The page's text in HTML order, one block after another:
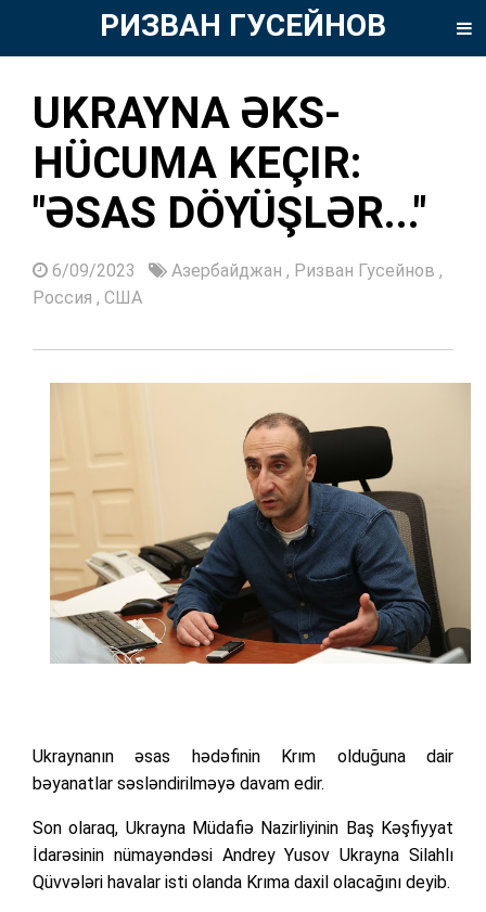
РИЗВАН ГУСЕЙНОВ
UKRAYNA ƏKS-
HÜCUMA KEÇIR:
"ƏSAS DÖYÜŞLƏR..."
6/09/2023 Азербайджан , Ризван Гусейнов ,
Россия , США
Ukraynanın əsas hədəfinin Krım olduğuna dair
bəyanatlar səsləndirilməyə davam edir.
Son olaraq, Ukrayna Müdafiə Nazirliyinin Baş Kəşfiyyat
İdarəsinin nümayəndəsi Andrey Yusov Ukrayna Silahlı
Qüvvələri havalar isti olanda Krıma daxil olacağını deyib.